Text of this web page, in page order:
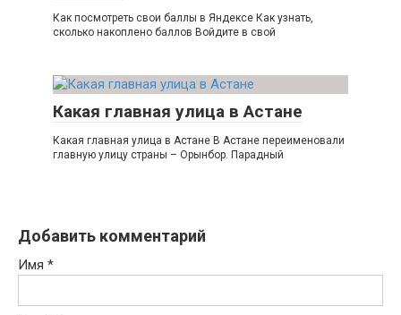
Как посмотреть свои баллы в Яндексе Как узнать,
сколько накоплено баллов Войдите в свой
Какая главная улица в Астане
Какая главная улица в Астане В Астане переименовали
главную улицу страны – Орынбор. Парадный
Добавить комментарий
Имя *